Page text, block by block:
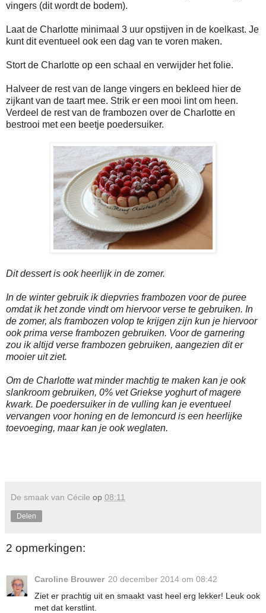
vingers (dit wordt de bodem).
Laat de Charlotte minimaal 3 uur opstijven in de koelkast. Je
kunt dit eventueel ook een dag van te voren maken.
Stort de Charlotte op een schaal en verwijder het folie.
Halveer de rest van de lange vingers en bekleed hier de
zijkant van de taart mee. Strik er een mooi lint om heen.
Verdeel de rest van de frambozen over de Charlotte en
bestrooi met een beetje poedersuiker.
Dit dessert is ook heerlijk in de zomer.
In de winter gebruik ik diepvries frambozen voor de puree
omdat ik het zonde vindt om hiervoor verse te gebruiken. In
de zomer, als frambozen volop te krijgen zijn kun je hiervoor
ook prima verse frambozen gebruiken. Voor de garnering
zou ik altijd verse frambozen gebruiken, aangezien dit er
mooier uit ziet.
Om de Charlotte wat minder machtig te maken kan je ook
slankroom gebruiken, 0% vet Griekse yoghurt of magere
kwark. De poedersuiker in de vulling kan je eventueel
vervangen voor honing en de lemoncurd is een heerlijke
toevoeging, maar kan je ook weglaten.
De smaak van Cécile op 08:11
Delen
2 opmerkingen:
Caroline Brouwer 20 december 2014 om 08:42
Ziet er prachtig uit en smaakt vast heel erg lekker! Leuk ook
met dat kerstlint.